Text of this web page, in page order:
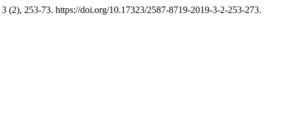
3 (2), 253-73. https://doi.org/10.17323/2587-8719-2019-3-2-253-273.